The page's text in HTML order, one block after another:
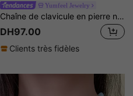
Yumfeel Jewelry
Chaîne de clavicule en pierre naturelle d'aigue-marine de style Y2K, collier de perles de topaze colorée de 4 mm, bijoux, adapté au port quotidien et aux tenues
DH97.00
Clients très fidèles